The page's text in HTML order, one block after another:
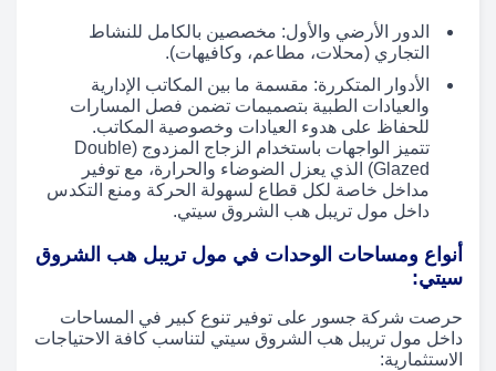
الدور الأرضي والأول: مخصصين بالكامل للنشاط
التجاري (محلات، مطاعم، وكافيهات).
الأدوار المتكررة: مقسمة ما بين المكاتب الإدارية
والعيادات الطبية بتصميمات تضمن فصل المسارات
للحفاظ على هدوء العيادات وخصوصية المكاتب.
تتميز الواجهات باستخدام الزجاج المزدوج (Double
Glazed) الذي يعزل الضوضاء والحرارة، مع توفير
مداخل خاصة لكل قطاع لسهولة الحركة ومنع التكدس
داخل مول تريبل هب الشروق سيتي.
أنواع ومساحات الوحدات في مول تريبل هب الشروق
سيتي:
حرصت شركة جسور على توفير تنوع كبير في المساحات
داخل مول تريبل هب الشروق سيتي لتناسب كافة الاحتياجات
الاستثمارية: